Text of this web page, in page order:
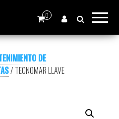
0
DE
/ TECNOMAR LLAVE